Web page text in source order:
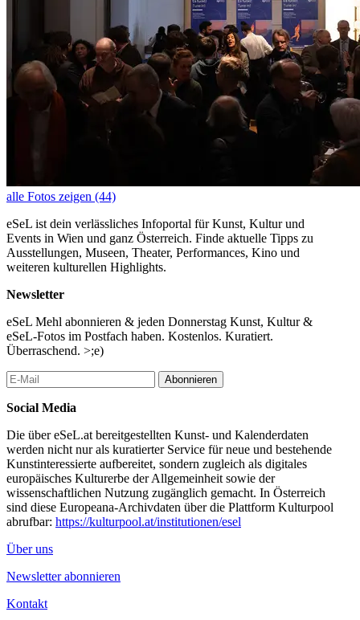
alle Fotos zeigen (44)
eSeL ist dein verlässliches Infoportal für Kunst, Kultur und
Events in Wien und ganz Österreich. Finde aktuelle Tipps zu
Ausstellungen, Museen, Theater, Performances, Kino und
weiteren kulturellen Highlights.
Newsletter
eSeL Mehl abonnieren & jeden Donnerstag Kunst, Kultur &
eSeL-Fotos im Postfach haben. Kostenlos. Kuratiert.
Überraschend. >;e)
Abonnieren
Social Media
Die über eSeL.at bereitgestellten Kunst- und Kalenderdaten
werden nicht nur als kuratierter Service für neue und bestehende
Kunstinteressierte aufbereitet, sondern zugleich als digitales
europäisches Kulturerbe der Allgemeinheit sowie der
wissenschaftlichen Nutzung zugänglich gemacht. In Österreich
sind diese Europeana-Archivdaten über die Plattform Kulturpool
abrufbar: https://kulturpool.at/institutionen/esel
Über uns
Newsletter abonnieren
Kontakt